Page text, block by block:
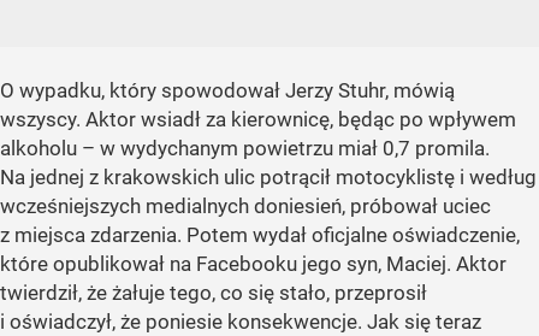
O wypadku, który spowodował Jerzy Stuhr, mówią
wszyscy. Aktor wsiadł za kierownicę, będąc po wpływem
alkoholu – w wydychanym powietrzu miał 0,7 promila.
Na jednej z krakowskich ulic potrącił motocyklistę i według
wcześniejszych medialnych doniesień, próbował uciec
z miejsca zdarzenia. Potem wydał oficjalne oświadczenie,
które opublikował na Facebooku jego syn, Maciej. Aktor
twierdził, że żałuje tego, co się stało, przeprosił
i oświadczył, że poniesie konsekwencje. Jak się teraz